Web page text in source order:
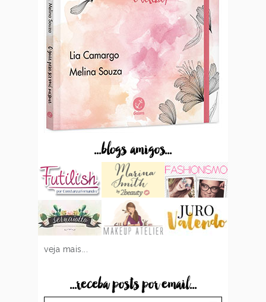
...blogs amigos...
veja mais...
...receba posts por email...